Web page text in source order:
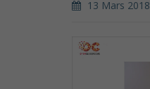
13 Mars 2018